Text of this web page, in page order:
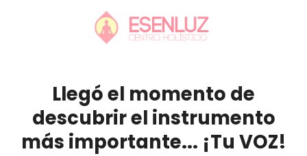
Llegó el momento de
descubrir el instrumento
más importante... ¡Tu VOZ!